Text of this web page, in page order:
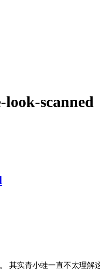
scanned
其实青小蛙一直不太理